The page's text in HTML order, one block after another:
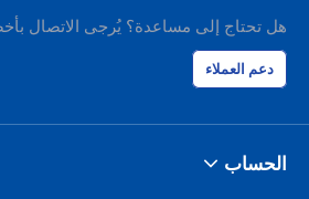
هل تحتاج إلى مساعدة؟ يُرجى الاتصال
دعم العملاء
الحساب